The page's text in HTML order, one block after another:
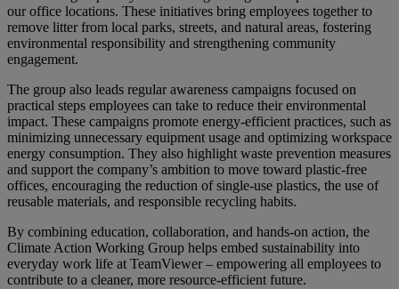
our office locations. These initiatives bring employees together to
remove litter from local parks, streets, and natural areas, fostering
environmental responsibility and strengthening community
engagement.
The group also leads regular awareness campaigns focused on
practical steps employees can take to reduce their environmental
impact. These campaigns promote energy-efficient practices, such as
minimizing unnecessary equipment usage and optimizing workspace
energy consumption. They also highlight waste prevention measures
and support the company’s ambition to move toward plastic-free
offices, encouraging the reduction of single-use plastics, the use of
reusable materials, and responsible recycling habits.
By combining education, collaboration, and hands-on action, the
Climate Action Working Group helps embed sustainability into
everyday work life at TeamViewer – empowering all employees to
contribute to a cleaner, more resource-efficient future.